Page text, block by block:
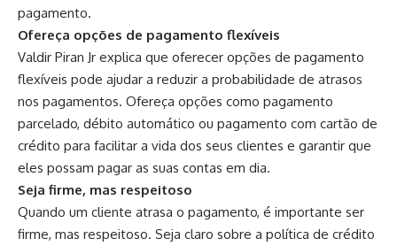
pagamento.
Ofereça opções de pagamento flexíveis
Valdir Piran Jr explica que oferecer opções de pagamento
flexíveis pode ajudar a reduzir a probabilidade de atrasos
nos pagamentos. Ofereça opções como pagamento
parcelado, débito automático ou pagamento com cartão de
crédito para facilitar a vida dos seus clientes e garantir que
eles possam pagar as suas contas em dia.
Seja firme, mas respeitoso
Quando um cliente atrasa o pagamento, é importante ser
firme, mas respeitoso. Seja claro sobre a política de crédito